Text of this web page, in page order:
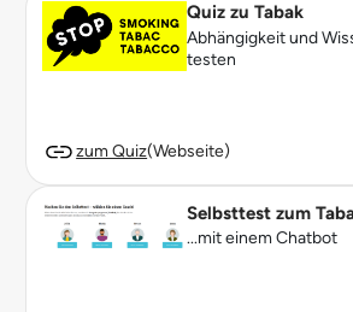
Quiz zu Tabak
Abhängigkeit und
testen
zum Quiz(Webseite)
Selbsttest zum
...mit einem Chatbot